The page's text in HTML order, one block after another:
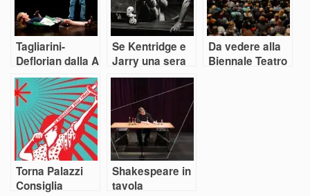
Tagliarini-
Deflorian dalla A
alla Z
Se Kentridge e
Jarry una sera
alla Pergola…
Da vedere alla
Biennale Teatro
Torna Palazzi
Consiglia
Shakespeare in
tavola